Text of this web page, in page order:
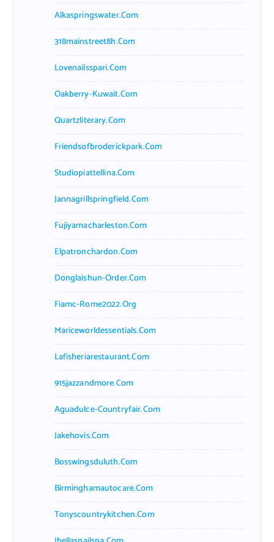
Alkaspringswater.com
318mainstreet8h.com
Lovenailsspari.com
Oakberry-Kuwait.com
Quartzliterary.com
Friendsofbroderickpark.com
Studiopiattellina.com
Jannagrillspringfield.com
Fujiyamacharleston.com
Elpatronchardon.com
Donglaishun-Order.com
Fiamc-Rome2022.org
Mariceworldessentials.com
Lafisheriarestaurant.com
915jazzandmore.com
Aguadulce-Countryfair.com
Jakehovis.com
Bosswingsduluth.com
Birminghamautocare.com
Tonyscountrykitchen.com